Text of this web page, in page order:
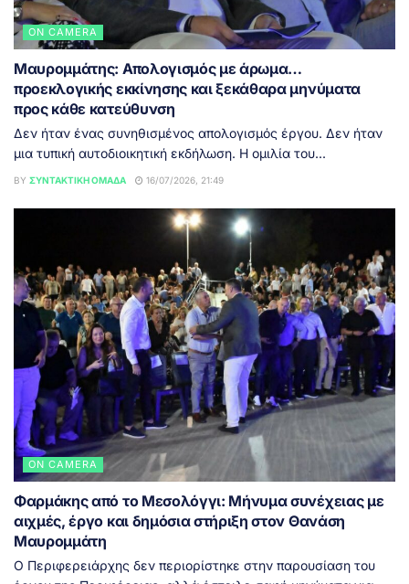
ON CAMERA
Μαυρομμάτης: Απολογισμός με άρωμα…
προεκλογικής εκκίνησης και ξεκάθαρα μηνύματα
προς κάθε κατεύθυνση
Δεν ήταν ένας συνηθισμένος απολογισμός έργου. Δεν ήταν
μια τυπική αυτοδιοικητική εκδήλωση. Η ομιλία του...
BY ΣΥΝΤΑΚΤΙΚΉ ΟΜΆΔΑ 16/07/2026, 21:49
ON CAMERA
Φαρμάκης από το Μεσολόγγι: Μήνυμα συνέχειας με
αιχμές, έργο και δημόσια στήριξη στον Θανάση
Μαυρομμάτη
Ο Περιφερειάρχης δεν περιορίστηκε στην παρουσίαση του